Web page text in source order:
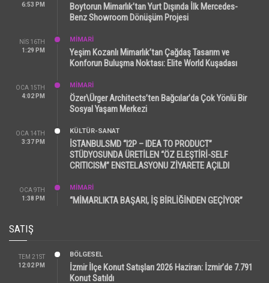
6:53 PM
Boytorun Mimarlık’tan Yurt Dışında İlk Mercedes-
Benz Showroom Dönüşüm Projesi
NIS 16TH
1:29 PM
MİMARİ
Yeşim Kozanlı Mimarlık’tan Çağdaş Tasarım ve
Konforun Buluşma Noktası: Elite World Kuşadası
OCA 15TH
4:02 PM
MİMARİ
Özer\Ürger Architects’ten Bağcılar’da Çok Yönlü Bir
Sosyal Yaşam Merkezi
OCA 14TH
3:37 PM
KÜLTÜR-SANAT
İSTANBULSMD “I2P – IDEA TO PRODUCT”
STÜDYOSUNDA ÜRETİLEN “ÖZ ELEŞTİRİ-SELF
CRITICISM” ENSTELASYONU ZİYARETE AÇILDI
OCA 9TH
1:38 PM
MİMARİ
“MİMARLIKTA BAŞARI, İŞ BİRLİĞİNDEN GEÇİYOR”
SATIŞ
TEM 21ST
12:02 PM
BÖLGESEL
İzmir İlçe Konut Satışları 2026 Haziran: İzmir’de 7.791
Konut Satıldı